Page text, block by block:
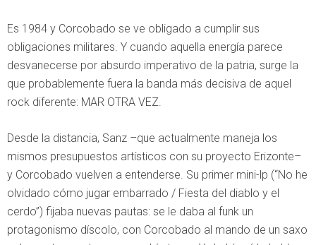
Es 1984 y Corcobado se ve obligado a cumplir sus
obligaciones militares. Y cuando aquella energía parece
desvanecerse por absurdo imperativo de la patria, surge la
que probablemente fuera la banda más decisiva de aquel
rock diferente: MAR OTRA VEZ.
Desde la distancia, Sanz –que actualmente maneja los
mismos presupuestos artísticos con su proyecto Erizonte–
y Corcobado vuelven a entenderse. Su primer mini-lp (“No he
olvidado cómo jugar embarrado / Fiesta del diablo y el
cerdo”) fijaba nuevas pautas: se le daba al funk un
protagonismo díscolo, con Corcobado al mando de un saxo